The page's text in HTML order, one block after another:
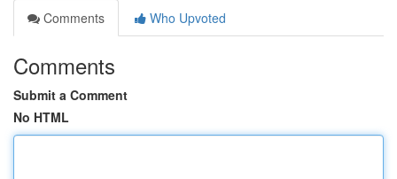
Comments
Who Upvoted
Comments
Submit a Comment
No HTML